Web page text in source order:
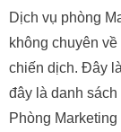
Dịch vụ phòng
không chuyên
chiến dịch. Đây
đây là danh
Phòng